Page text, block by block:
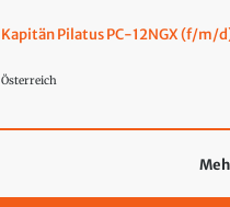
Kapitän Pilatus PC-12NGX (f/m/
Österreich